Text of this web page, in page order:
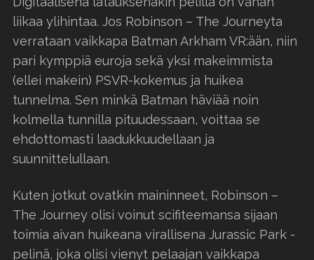
liikaa ylihintaa. Jos Robinson – The Journeyta
verrataan vaikkapa Batman Arkham VR:ään, niin
pari kymppiä euroja sekä yksi makeimmista
(ellei makein) PSVR-kokemus ja huikea
tunnelma. Sen minkä Batman häviää noin
kolmella tunnilla pituudessaan, voittaa se
ehdottomasti laadukkuudellaan ja
suunnittelullaan.
Kuten jotkut ovatkin maininneet, Robinson –
The Journey olisi voinut scifiteemansa sijaan
toimia aivan huikeana virallisena Jurassic Park -
pelinä, joka olisi vienyt pelaajan vaikkapa